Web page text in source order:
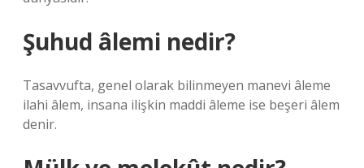
Şuhud âlemi nedir?
Tasavvufta, genel olarak bilinmeyen manevi âleme
ilahi âlem, insana ilişkin maddi âleme ise beşeri âlem
denir.